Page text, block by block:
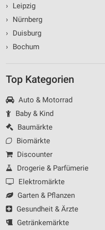
›
Leipzig
›
Nürnberg
›
Duisburg
›
Bochum
Top Kategorien
Auto & Motorrad
Baby & Kind
Baumärkte
Biomärkte
Discounter
Drogerie & Parfümerie
Elektromärkte
Garten & Pflanzen
Gesundheit & Ärzte
Getränkemärkte